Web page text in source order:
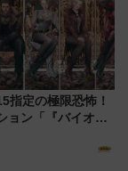
指定の極限恐怖！
ョン「『バイオハ
場 ―予測不能の恐